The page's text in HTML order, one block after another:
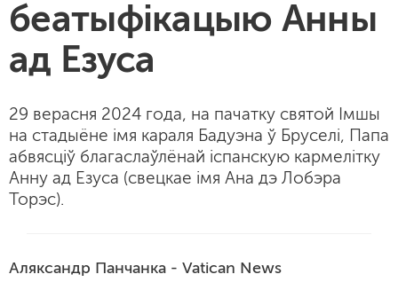
беатыфікацыю Анны
ад Езуса
29 верасня 2024 года, на пачатку святой Імшы
на стадыёне імя караля Бадуэна ў Бруселі, Папа
абвясціў благаслаўлёнай іспанскую кармелітку
Анну ад Езуса (свецкае імя Ана дэ Лобэра
Торэс).
Аляксандр Панчанка - Vatican News